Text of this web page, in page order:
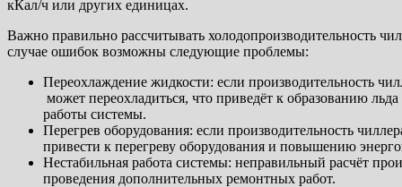
кКал/ч или других единицах.
Важно правильно рассчитывать холодопроизводительность
случае ошибок возможны следующие проблемы:
Переохлаждение жидкости: если производительность
может переохладиться, что приведёт к образованию
работы системы.
Перегрев оборудования: если производительность
привести к перегреву оборудования и повышению
Нестабильная работа системы: неправильный расчёт
проведения дополнительных ремонтных работ.